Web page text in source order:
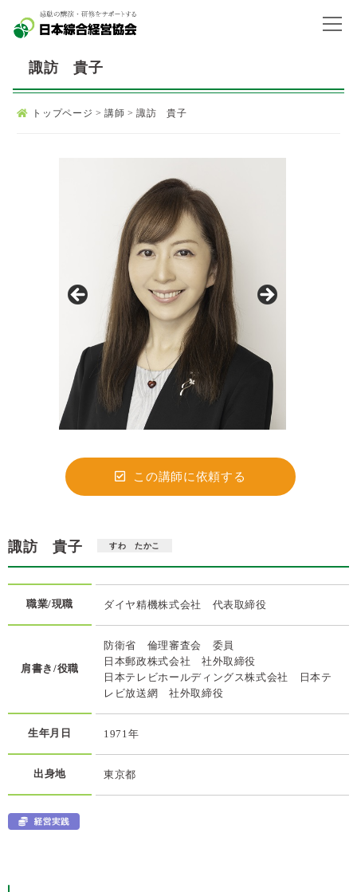
諏訪 貴子
トップページ >講師 >諏訪 貴子
この講師に依頼する
諏訪 貴子 すわ たかこ
職業/現職 ダイヤ精機株式会社 代表取締役
肩書き/役職
防衛省 倫理審査会 委員
日本郵政株式会社 社外取締役
日本テレビホールディングス株式会社 日本テ
レビ放送網 社外取締役
生年月日 1971年
出身地 東京都